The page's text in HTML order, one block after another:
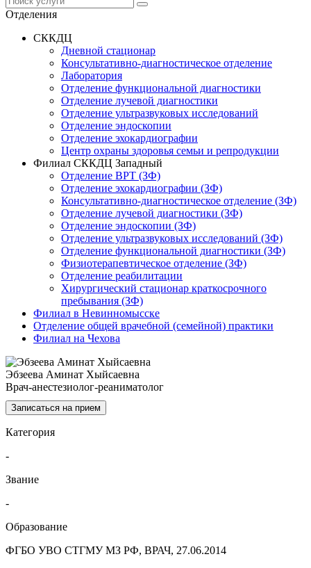
Отделения
СККДЦ
Дневной стационар
Консультативно-диагностическое отделение
Лаборатория
Отделение функциональной диагностики
Отделение лучевой диагностики
Отделение ультразвуковых исследований
Отделение эндоскопии
Отделение эхокардиографии
Центр охраны здоровья семьи и репродукции
Филиал СККДЦ Западный
Отделение ВРТ (ЗФ)
Отделение эхокардиографии (ЗФ)
Консультативно-диагностическое отделение (ЗФ)
Отделение лучевой диагностики (ЗФ)
Отделение эндоскопии (ЗФ)
Отделение ультразвуковых исследований (ЗФ)
Отделение функциональной диагностики (ЗФ)
Физиотерапевтическое отделение (ЗФ)
Отделение реабилитации
Хирургический стационар краткосрочного
пребывания (ЗФ)
Филиал в Невинномысске
Отделение общей врачебной (семейной) практики
Филиал на Чехова
Эбзеева Аминат Хыйсаевна
Врач-анестезиолог-реаниматолог
Записаться на прием
Категория
-
Звание
-
Образование
ФГБО УВО СТГМУ МЗ РФ, ВРАЧ, 27.06.2014